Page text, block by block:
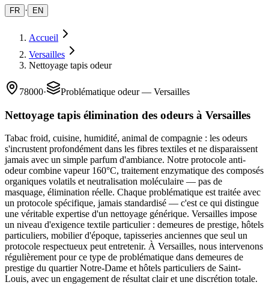
FR · EN
Accueil
Versailles
Nettoyage tapis odeur
78000· Problématique odeur — Versailles
Nettoyage tapis élimination des odeurs à Versailles
Tabac froid, cuisine, humidité, animal de compagnie : les odeurs
s'incrustent profondément dans les fibres textiles et ne disparaissent
jamais avec un simple parfum d'ambiance. Notre protocole anti-
odeur combine vapeur 160°C, traitement enzymatique des composés
organiques volatils et neutralisation moléculaire — pas de
masquage, élimination réelle. Chaque problématique est traitée avec
un protocole spécifique, jamais standardisé — c'est ce qui distingue
une véritable expertise d'un nettoyage générique. Versailles impose
un niveau d'exigence textile particulier : demeures de prestige, hôtels
particuliers, mobilier d'époque, tapisseries anciennes que seul un
protocole respectueux peut entretenir. À Versailles, nous intervenons
régulièrement pour ce type de problématique dans demeures de
prestige du quartier Notre-Dame et hôtels particuliers de Saint-
Louis, avec un engagement de résultat clair et une discrétion totale.